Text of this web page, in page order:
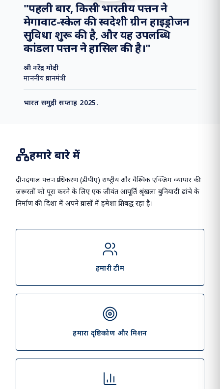
"पहली बार, किसी भारतीय पत्तन ने
मेगावाट-स्केल की स्वदेशी ग्रीन हाइड्रोजन
सुविधा शुरू की है, और यह उपलब्धि
कांडला पत्तन ने हासिल की है।"
श्री नरेंद्र मोदी
माननीय प्रधानमंत्री
भारत समुद्री सप्ताह 2025.
हमारे बारे में
दीनदयाल पत्तन प्राधिकरण (डीपीए) राष्‍ट्रीय और वैश्विक एक्जिम व्‍यापार की
जरूरतों को पूरा करने के लिए एक जीवंत आपूर्ति श्रृंखला बुनियादी ढांचे के
निर्माण की दिशा में अपने प्रयासों में हमेशा प्रतिबद्ध रहा है।
हमारी टीम
हमारा दृष्टिकोण और मिशन